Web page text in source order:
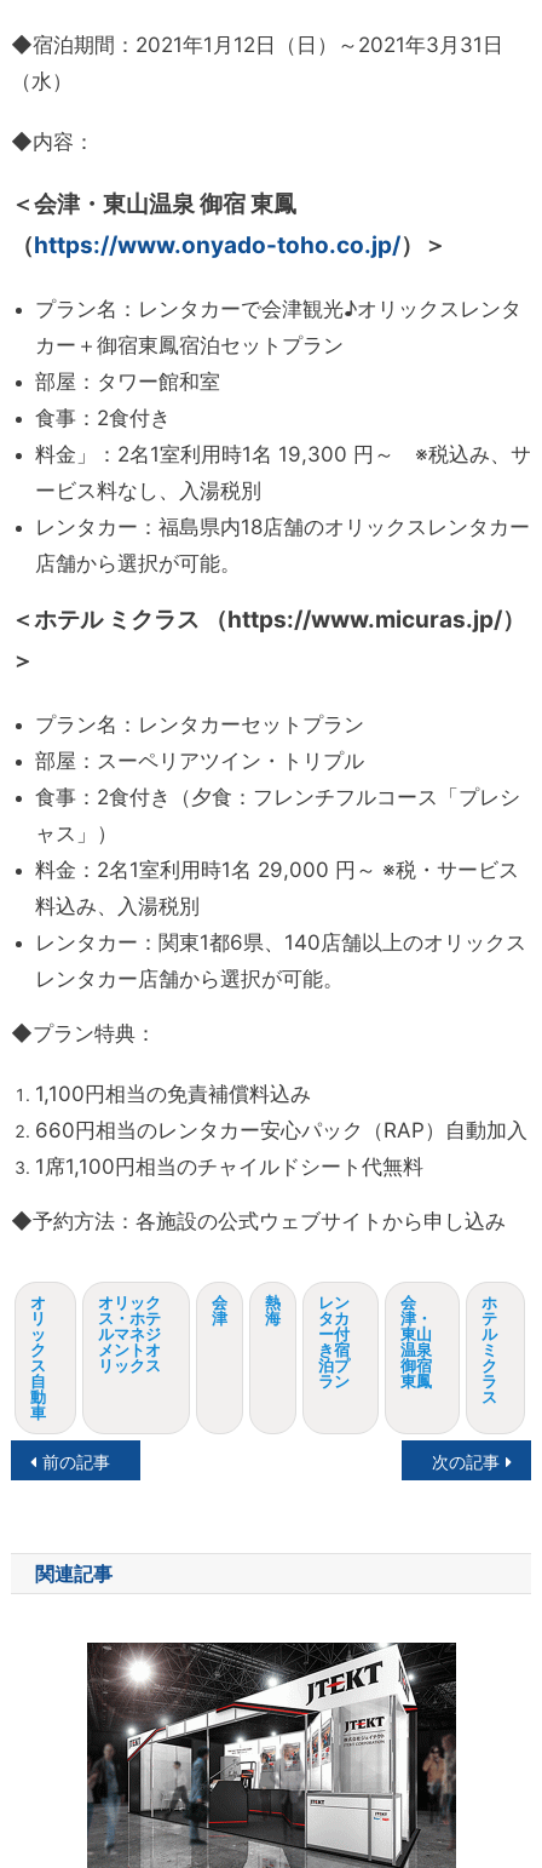
◆宿泊期間：2021年1月12日（日）～2021年3月31日
（水）
◆内容：
＜会津・東山温泉 御宿 東鳳
（https://www.onyado-toho.co.jp/）＞
プラン名：レンタカーで会津観光♪オリックスレンタ
カー＋御宿東鳳宿泊セットプラン
部屋：タワー館和室
食事：2食付き
料金」：2名1室利用時1名 19,300 円～ ※税込み、サ
ービス料なし、入湯税別
レンタカー：福島県内18店舗のオリックスレンタカー
店舗から選択が可能。
＜ホテル ミクラス （https://www.micuras.jp/）
＞
プラン名：レンタカーセットプラン
部屋：スーペリアツイン・トリプル
食事：2食付き（夕食：フレンチフルコース「プレシ
ャス」）
料金：2名1室利用時1名 29,000 円～ ※税・サービス
料込み、入湯税別
レンタカー：関東1都6県、140店舗以上のオリックス
レンタカー店舗から選択が可能。
◆プラン特典：
1,100円相当の免責補償料込み
660円相当のレンタカー安心パック（RAP）自動加入
1席1,100円相当のチャイルドシート代無料
◆予約方法：各施設の公式ウェブサイトから申し込み
オ
リ
ッ
ク
ス
自
動
車
オリック
ス・ホテ
ルマネジ
メントオ
リックス
会
津
熱
海
レン
タカ
ー付
き宿
泊プ
ラン
会
津・
東山
温泉
御宿
東鳳
ホ
テ
ル
ミ
ク
ラ
ス
投
ナ
ビ
前の記事 次の記事
関連記事